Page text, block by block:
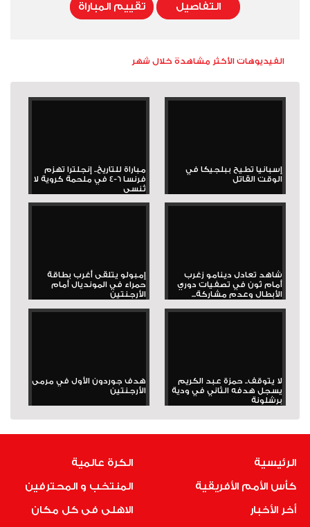
التفاصيل تقييم المباراة
الفيديوهات الأكثر مشاهدة خلال شهر
إسبانيا تطيح ببلجيكا في
الوقت القاتل
مباراة للتاريخ.. إنجلترا تهزم
فرنسا 6-4 في ملحمة كروية لا
تُنسى
شاهد تعادل دينامو زغرب
أمام ثون في تصفيات دوري
الأبطال وعدم مشاركة...
إمبولو يتلقى أغرب بطاقة
حمراء في المونديال أمام
الأرجنتين
لا يتوقف.. حمزة عبد الكريم
يسجل هدفه الثاني في ودية
برشلونة
هدف جوردون الأول في مرمى
الأرجنتين
الرئيسية
كأس الأمم الأفريقية
أخر الأخبار
الكرة عالمية
المنتخب و المحترفين
الاهلى فى كل مكان